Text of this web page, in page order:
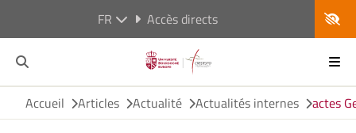
FR Accès directs
Accueil Articles Actualité Actualités internes actes